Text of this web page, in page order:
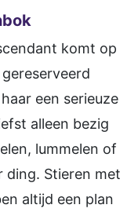
komt op
een serieuze
alleen bezig
lummelen of
ding. Stieren met
altijd een plan